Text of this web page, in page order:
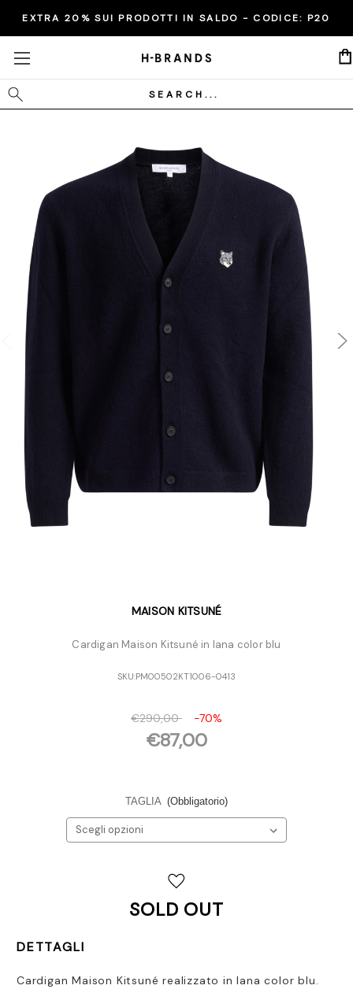
EXTRA 20% SUI PRODOTTI IN SALDO - CODICE: P20
Cerca
MAISON KITSUNÉ
Cardigan Maison Kitsuné in lana color blu
SKU:PM00502KT1006-0413
€290,00 -70%
€87,00
TAGLIA (Obbligatorio)
SOLD OUT
DETTAGLI
Cardigan Maison Kitsuné realizzato in lana color blu.